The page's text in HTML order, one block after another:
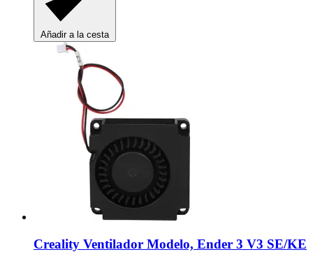
Añadir a la cesta
Creality Ventilador Modelo, Ender 3 V3 SE/KE